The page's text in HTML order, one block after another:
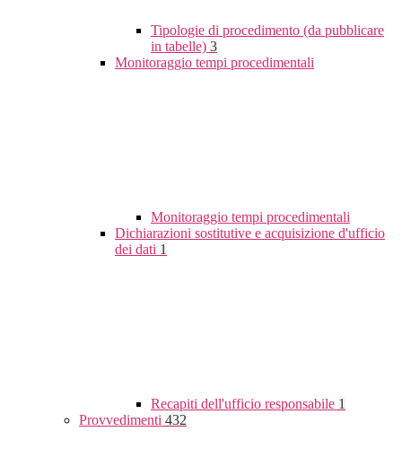
Tipologie di procedimento (da pubblicare
in tabelle) 3
Monitoraggio tempi procedimentali
Monitoraggio tempi procedimentali
Dichiarazioni sostitutive e acquisizione d'ufficio
dei dati 1
Recapiti dell'ufficio responsabile 1
Provvedimenti 432